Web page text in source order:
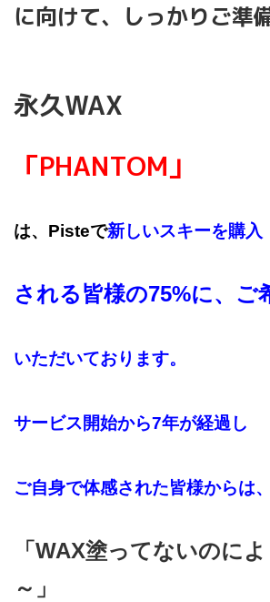
に向けて、しっかりご準
永久WAX
「PHANTOM」
は、Pisteで新しいスキーを購入
される皆様の75%に、ご
いただいております。
サービス開始から7年が経過し
ご自身で体感された皆様からは、
「WAX塗ってないのに
～」